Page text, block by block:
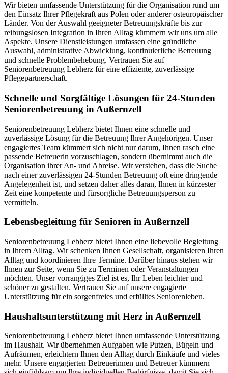
Wir bieten umfassende Unterstützung für die Organisation rund um
den Einsatz Ihrer Pflegekraft aus Polen oder anderer osteuropäischer
Länder. Von der Auswahl geeigneter Betreuungskräfte bis zur
reibungslosen Integration in Ihren Alltag kümmern wir uns um alle
Aspekte. Unsere Dienstleistungen umfassen eine gründliche
Auswahl, administrative Abwicklung, kontinuierliche Betreuung
und schnelle Problembehebung. Vertrauen Sie auf
Seniorenbetreuung Lebherz für eine effiziente, zuverlässige
Pflegepartnerschaft.
Schnelle und Sorgfältige Lösungen für 24-Stunden
Seniorenbetreuung in Außernzell
Seniorenbetreuung Lebherz bietet Ihnen eine schnelle und
zuverlässige Lösung für die Betreuung Ihrer Angehörigen. Unser
engagiertes Team kümmert sich nicht nur darum, Ihnen rasch eine
passende Betreuerin vorzuschlagen, sondern übernimmt auch die
Organisation ihrer An- und Abreise. Wir verstehen, dass die Suche
nach einer zuverlässigen 24-Stunden Betreuung oft eine dringende
Angelegenheit ist, und setzen daher alles daran, Ihnen in kürzester
Zeit eine kompetente und fürsorgliche Betreuungsperson zu
vermitteln.
Lebensbegleitung für Senioren in Außernzell
Seniorenbetreuung Lebherz bietet Ihnen eine liebevolle Begleitung
in Ihrem Alltag. Wir schenken Ihnen Gesellschaft, organisieren Ihren
Alltag und koordinieren Ihre Termine. Darüber hinaus stehen wir
Ihnen zur Seite, wenn Sie zu Terminen oder Veranstaltungen
möchten. Unser vorrangiges Ziel ist es, Ihr Leben leichter und
schöner zu gestalten. Vertrauen Sie auf unsere engagierte
Unterstützung für ein sorgenfreies und erfülltes Seniorenleben.
Haushalts­unterstützung mit Herz in Außernzell
Seniorenbetreuung Lebherz bietet Ihnen umfassende Unterstützung
im Haushalt. Wir übernehmen Aufgaben wie Putzen, Bügeln und
Aufräumen, erleichtern Ihnen den Alltag durch Einkäufe und vieles
mehr. Unsere engagierten Betreuerinnen und Betreuer kümmern